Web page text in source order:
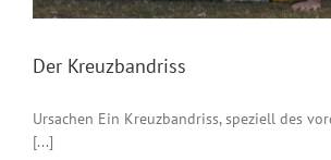
Der Kreuzbandriss
Ursachen Ein Kreuzbandriss, speziell des
[...]